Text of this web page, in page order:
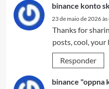
binance konto
23 de maio de 2026
Thanks for
posts, cool, your
Responder
binance "oppna